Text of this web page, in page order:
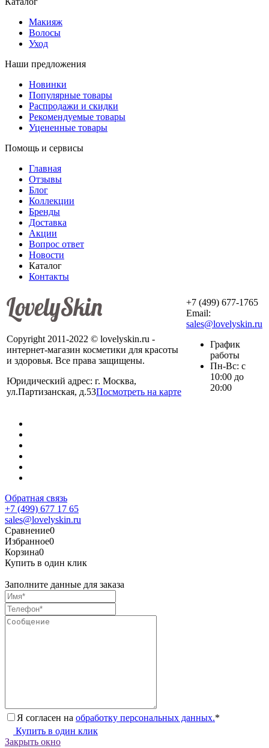
Макияж
Волосы
Уход
Наши предложения
Новинки
Популярные товары
Распродажи и скидки
Рекомендуемые товары
Уцененные товары
Помощь и сервисы
Главная
Отзывы
Блог
Коллекции
Бренды
Доставка
Акции
Вопрос ответ
Новости
Каталог
Контакты
Copyright 2011-2022 © lovelyskin.ru -
интернет-магазин косметики для красоты
и здоровья. Все права защищены.
Юридический адрес: г. Москва,
ул.Партизанская, д.53Посмотреть на карте
+7 (499) 677-1765
Email:
sales@lovelyskin.ru
График
работы
Пн-Вс: с
10:00 до
20:00
Обратная связь
+7 (499) 677 17 65
sales@lovelyskin.ru
Сравнение0
Избранное0
Корзина0
Купить в один клик
Заполните данные для заказа
Я согласен на обработку персональных данных.*
Купить в один клик
Закрыть окно